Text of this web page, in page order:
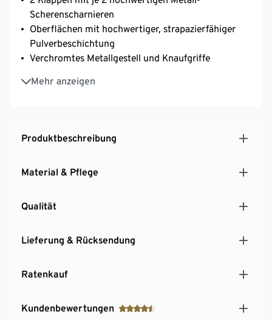
Scherenscharnieren
Oberflächen mit hochwertiger, strapazierfähiger
Pulverbeschichtung
Verchromtes Metallgestell und Knaufgriffe
Mehr anzeigen
Inkl. höhenverstellbarer Kunststofffüße – fester
Stand auch auf unebenen Flächen
Produktbeschreibung
Material & Pflege
Qualität
Lieferung & Rücksendung
Ratenkauf
Kundenbewertungen